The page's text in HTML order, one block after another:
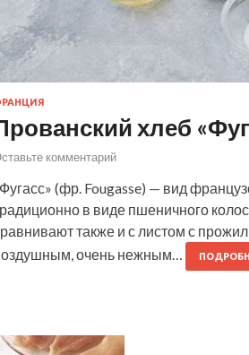
хлеб
комментарий
(фр. Fougasse) — вид
в виде пшеничного
также и с листом с
очень нежным…